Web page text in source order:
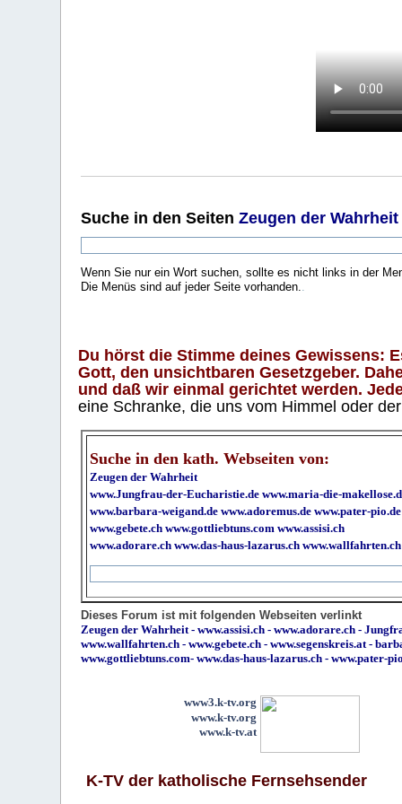
Suche in den SeitenZeugen der Wahrheit
Wenn Sie nur ein Wort suchen, sollte es nicht links in der
Die Menüs sind auf jeder Seite vorhanden.
Du hörst die Stimme deines Gewissens:
Gott, den unsichtbaren Gesetzgeber.
und daß wir einmal gerichtet werden.
eine Schranke, die uns vom Himmel oder
Suche in den kath. Webseiten von:
Zeugen der Wahrheit
www.Jungfrau-der-Eucharistie.de www.maria-die-
www.barbara-weigand.de www.adoremus.de www.pater-pio.de
www.gebete.ch www.gottliebtuns.com www.assisi.ch
www.adorare.ch www.das-haus-lazarus.ch www.wallfahrten.ch
Dieses Forum ist mit folgenden Webseiten verlinkt
Zeugen der Wahrheit -www.assisi.ch -www.adorare.ch -
www.wallfahrten.ch -www.gebete.ch -www.segenskreis.at -
www.gottliebtuns.com-www.das-haus-lazarus.ch - www.pater-
www3.k-tv.org
www.k-tv.org
www.k-tv.at
K-TV der katholische Fernsehsender